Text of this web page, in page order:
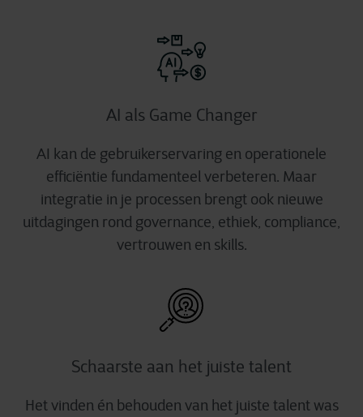
AI als Game Changer
AI kan de gebruikerservaring en operationele
efficiëntie fundamenteel verbeteren. Maar
integratie in je processen brengt ook nieuwe
uitdagingen rond governance, ethiek, compliance,
vertrouwen en skills.
Schaarste aan het juiste talent
Het vinden én behouden van het juiste talent was